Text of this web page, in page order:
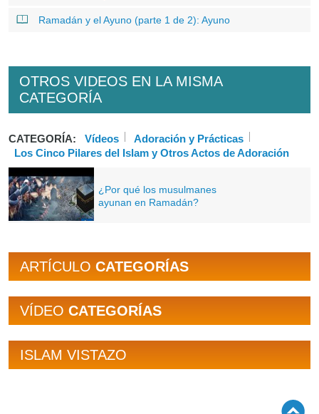
Ramadán y el Ayuno (parte 1 de 2): Ayuno
OTROS VIDEOS EN LA MISMA
CATEGORÍA
CATEGORÍA: Vídeos
Adoración y Prácticas
Los Cinco Pilares del Islam y Otros Actos de Adoración
¿Por qué los musulmanes
ayunan en Ramadán?
ARTÍCULO CATEGORÍAS
VÍDEO CATEGORÍAS
ISLAM VISTAZO